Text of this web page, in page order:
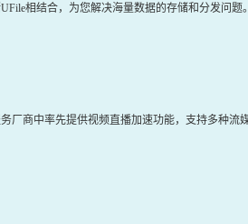
相结合，为您解决海量数据的存储和分发问
厂商中率先提供视频直播加速功能，支持多种流